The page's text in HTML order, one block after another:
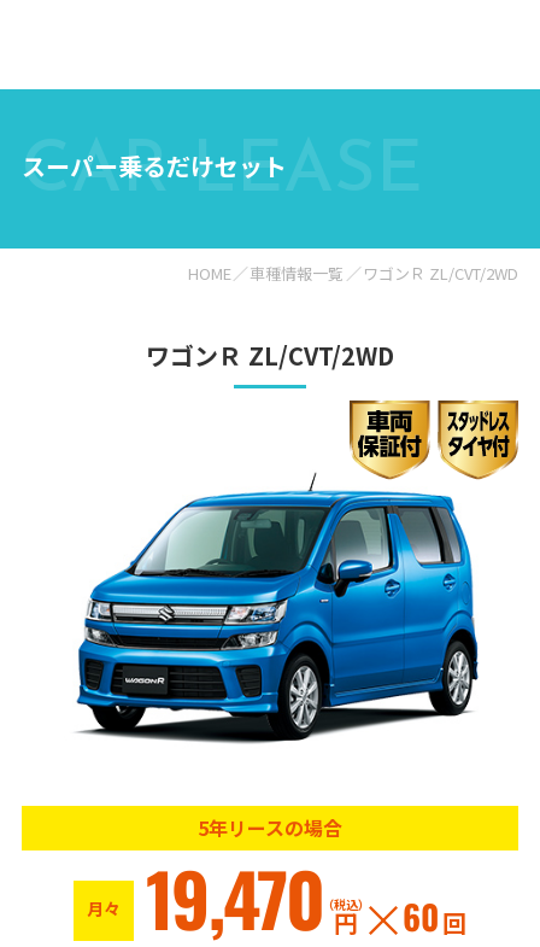
CAR LEASE
スーパー乗るだけセット
HOME 車種情報一覧 ワゴンＲ ZL/CVT/2WD
ワゴンＲ ZL/CVT/2WD
5年リースの場合
月々 19,470 円
（税込） 60回